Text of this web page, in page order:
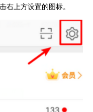
上方设置的图标。